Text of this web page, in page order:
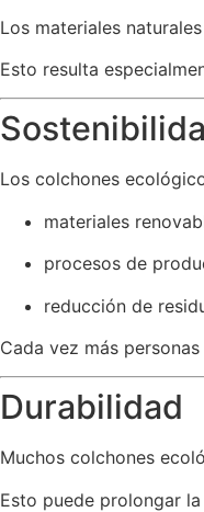
Los materiales
Esto resulta
Los colchones
materiales
procesos de
reducción de
Cada vez más
Durabilidad
Muchos colchones
Esto puede prolongar